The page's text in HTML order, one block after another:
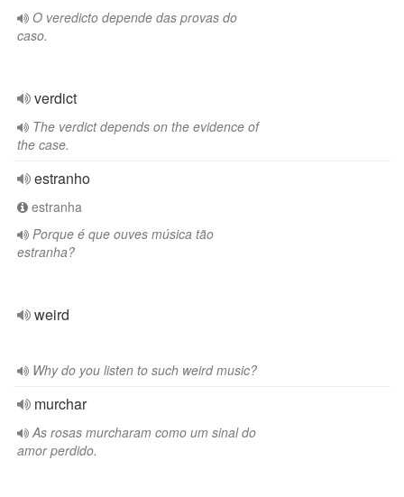
O veredicto depende das provas do
caso.
verdict
The verdict depends on the evidence of
the case.
estranho
estranha
Porque é que ouves música tão
estranha?
weird
Why do you listen to such weird music?
murchar
As rosas murcharam como um sinal do
amor perdido.